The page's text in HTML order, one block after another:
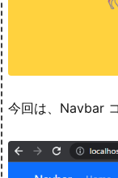
今回は、Navbar